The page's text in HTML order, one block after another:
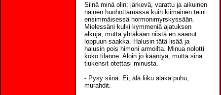
Siinä minä olin: järkevä, varattu ja aikuinen
nainen huohottamassa kuin kiimainen teini
ensimmäisessä hormonimyrskyssään.
Mielessäni kulki kymmeniä ajatuksen
alkuja, mutta yhtäkään niistä en saanut
loppuun saakka. Halusin tätä lisää ja
halusin pois himoni armoilta. Minua nolotti
koko tilanne. Aloin jo kääntyä, mutta sinä
tiukensit otettasi minusta.
- Pysy siinä. Ei, älä liiku äläkä puhu,
murahdit.